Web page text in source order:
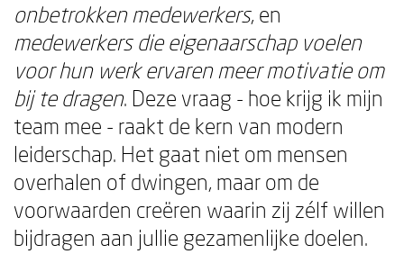
onbetrokken medewerkers, en
medewerkers die eigenaarschap voelen
voor hun werk ervaren meer motivatie om
bij te dragen. Deze vraag - hoe krijg ik mijn
team mee - raakt de kern van modern
leiderschap. Het gaat niet om mensen
overhalen of dwingen, maar om de
voorwaarden creëren waarin zij zélf willen
bijdragen aan jullie gezamenlijke doelen.